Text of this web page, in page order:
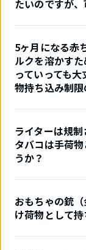
たいのですが
5ヶ月になる赤
ルクを溶かす
っていっても
物持ち込み制限
ライターは規
タバコは手荷
うか？
おもちゃの銃
け荷物として持